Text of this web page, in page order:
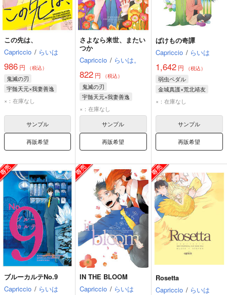
この先は、
Capriccio / らいは
986 円 （税込）
鬼滅の刃
宇髄天元×我妻善逸
宇髄天元
×：在庫なし
サンプル
再販希望
さよなら来世、またい
つか
Capriccio / らいは。
822 円 （税込）
鬼滅の刃
宇髄天元×我妻善逸
宇髄天元
×：在庫なし
サンプル
再販希望
ばけもの奇譚
Capriccio / らいは
1,642円 （税込）
弱虫ペダル
金城真護×荒北靖友
金城真護
×：在庫なし
サンプル
再販希望
ブルーカルテNo.9
Capriccio / らいは
IN THE BLOOM
Capriccio / らいは
Rosetta
Capriccio / らいは